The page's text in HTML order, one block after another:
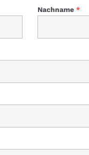
Nachname *